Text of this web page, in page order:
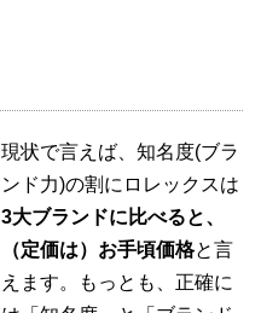
現状で言えば、知名度(ブラ
ンド力)の割にロレックスは
3大ブランドに比べると、
（定価は）お手頃価格と言
えます。もっとも、正確に